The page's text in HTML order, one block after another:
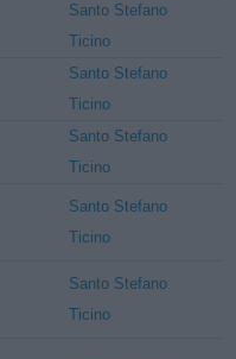
Santo Stefano
Ticino
Santo Stefano
Ticino
Santo Stefano
Ticino
Santo Stefano
Ticino
Santo Stefano
Ticino